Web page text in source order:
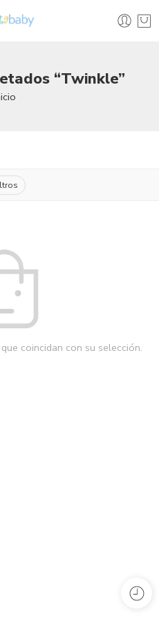
“Twinkle”
coincidan con su selección.